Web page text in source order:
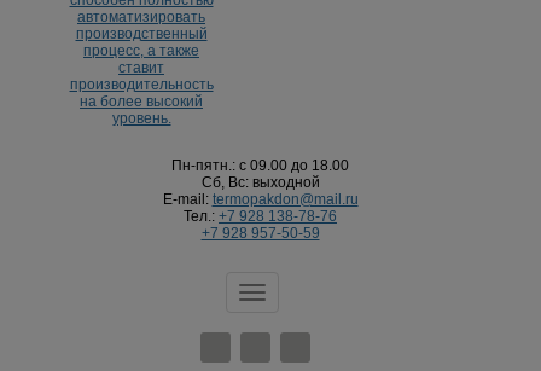
Пн-пятн.: с 09.00 до 18.00
Сб, Вс: выходной
E-mail: termopakdon@mail.ru
Тел.: +7 928 138-78-76
+7 928 957-50-59
Меню